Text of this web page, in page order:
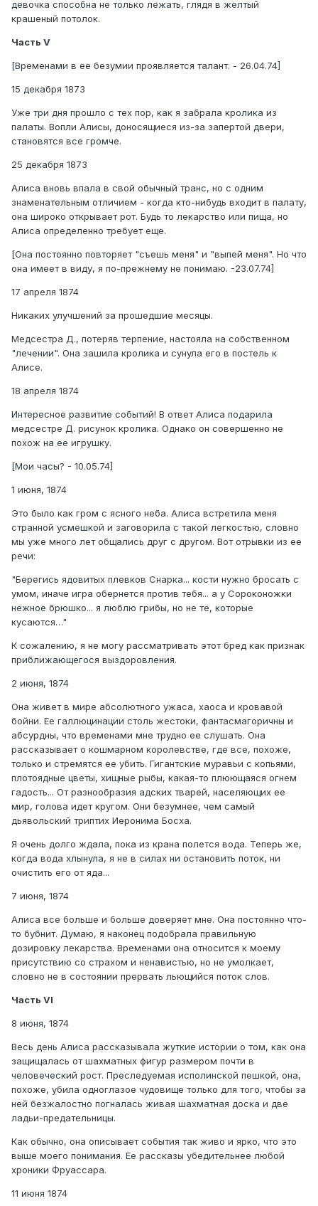
девочка способна не только лежать, глядя в желтый
крашеный потолок.
Часть V
[Временами в ее безумии проявляется талант. - 26.04.74]
15 декабря 1873
Уже три дня прошло с тех пор, как я забрала кролика из
палаты. Вопли Алисы, доносящиеся из-за запертой двери,
становятся все громче.
25 декабря 1873
Алиса вновь впала в свой обычный транс, но с одним
знаменательным отличием - когда кто-нибудь входит в палату,
она широко открывает рот. Будь то лекарство или пища, но
Алиса определенно требует еще.
[Она постоянно повторяет "съешь меня" и "выпей меня". Но что
она имеет в виду, я по-прежнему не понимаю. -23.07.74]
17 апреля 1874
Никаких улучшений за прошедшие месяцы.
Медсестра Д., потеряв терпение, настояла на собственном
"лечении". Она зашила кролика и сунула его в постель к
Алисе.
18 апреля 1874
Интересное развитие событий! В ответ Алиса подарила
медсестре Д. рисунок кролика. Однако он совершенно не
похож на ее игрушку.
[Мои часы? - 10.05.74]
1 июня, 1874
Это было как гром с ясного неба. Алиса встретила меня
странной усмешкой и заговорила с такой легкостью, словно
мы уже много лет общались друг с другом. Вот отрывки из ее
речи:
"Берегись ядовитых плевков Снарка... кости нужно бросать с
умом, иначе игра обернется против тебя... а у Сороконожки
нежное брюшко... я люблю грибы, но не те, которые
кусаются…"
К сожалению, я не могу рассматривать этот бред как признак
приближающегося выздоровления.
2 июня, 1874
Она живет в мире абсолютного ужаса, хаоса и кровавой
бойни. Ее галлюцинации столь жестоки, фантасмагоричны и
абсурдны, что временами мне трудно ее слушать. Она
рассказывает о кошмарном королевстве, где все, похоже,
только и стремятся ее убить. Гигантские муравьи с копьями,
плотоядные цветы, хищные рыбы, какая-то плюющаяся огнем
гадость... От разнообразия адских тварей, населяющих ее
мир, голова идет кругом. Они безумнее, чем самый
дьявольский триптих Иеронима Босха.
Я очень долго ждала, пока из крана полется вода. Теперь же,
когда вода хлынула, я не в силах ни остановить поток, ни
очистить его от яда...
7 июня, 1874
Алиса все больше и больше доверяет мне. Она постоянно что-
то бубнит. Думаю, я наконец подобрала правильную
дозировку лекарства. Временами она относится к моему
присутствию со страхом и ненавистью, но не умолкает,
словно не в состоянии прервать льющийся поток слов.
Часть VI
8 июня, 1874
Весь день Алиса рассказывала жуткие истории о том, как она
защищалась от шахматных фигур размером почти в
человеческий рост. Преследуемая исполинской пешкой, она,
похоже, убила одноглазое чудовище только для того, чтобы за
ней безжалостно погналась живая шахматная доска и две
ладьи-предательницы.
Как обычно, она описывает события так живо и ярко, что это
выше моего понимания. Ее рассказы убедительнее любой
хроники Фруассара.
11 июня 1874